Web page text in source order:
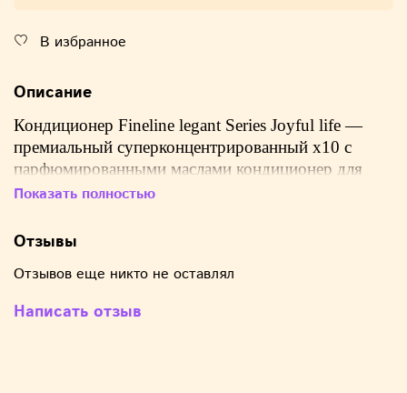
В избранное
Описание
Кондиционер Fineline legant Series Joyful life —
премиальный суперконцентрированный х10 с
парфюмированными маслами кондиционер для
белья,которое обеспечит вашим вещам мягкость и
Произведенный на современном заводе NEO Corp
в Таиланде, он сочетает в себе передовые
парфюмерные композиции.
Показать полностью
Отзывы
Отзывов еще никто не оставлял
Написать отзыв